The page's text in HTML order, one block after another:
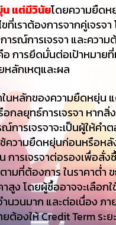
แต่มีวินัยโดยความยืดห
ขที่เราต้องการจากคู่เจร
ารณ์การเจรจา และควา
การยึดมั่นต่อเป้าหมาย
หลักเหตุและผล
นหลักของความยืดหยุ่น
กลยุทธ์การเจรจา หากสิ่
การเจรจาจะเป็นผู้ให้คำ
ช้ความยืดหยุ่นก่อนหรือห
น การเจรจาต่อรองเพื่อ
มที่ต้องการ ในราคาต่ำ
าสูง โดยผู้ซื้ออาจจะเลือ
นวนมาก และต่อเนื่อง ภ
ต้องให้ Credit Term ระ